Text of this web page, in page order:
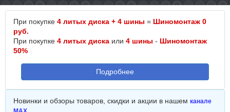
При покупке 4 литых диска + 4 шины = Шиномонтаж 0
руб.
При покупке 4 литых диска или 4 шины - Шиномонтаж
50%
Подробнее
Новинки и обзоры товаров, скидки и акции в нашем канале